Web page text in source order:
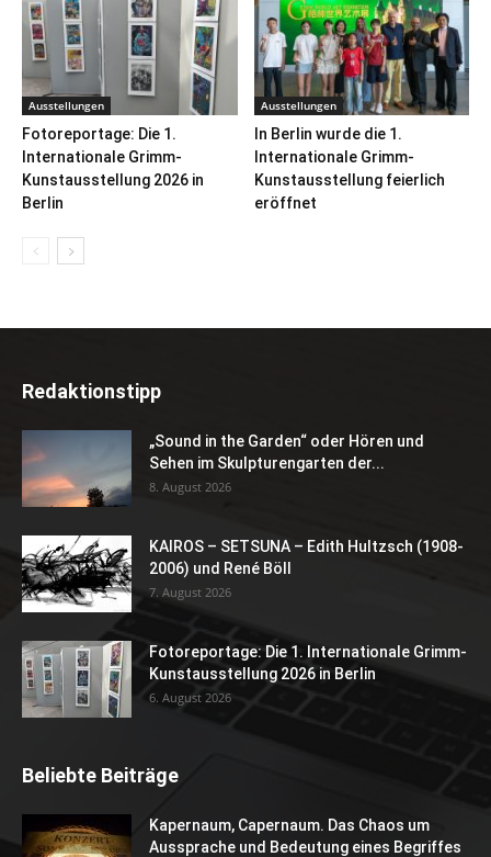
Ausstellungen
Fotoreportage: Die 1.
Internationale Grimm-
Kunstausstellung 2026 in
Berlin
Ausstellungen
In Berlin wurde die 1.
Internationale Grimm-
Kunstausstellung feierlich
eröffnet
Redaktionstipp
„Sound in the Garden“ oder Hören und
Sehen im Skulpturengarten der...
8. August 2026
KAIROS – SETSUNA – Edith Hultzsch (1908-
2006) und René Böll
7. August 2026
Fotoreportage: Die 1. Internationale Grimm-
Kunstausstellung 2026 in Berlin
6. August 2026
Beliebte Beiträge
Kapernaum, Capernaum. Das Chaos um
Aussprache und Bedeutung eines Begriffes